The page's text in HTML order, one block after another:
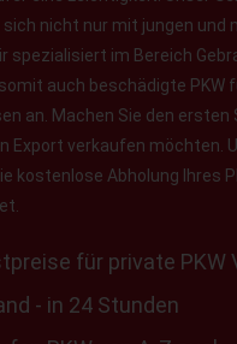
nicht nur mit jungen und
spezialisiert im Bereich
auch beschädigte PKW
an. Machen Sie den
Export verkaufen möchten.
kostenlose Abholung Ihres
für private PKW
- in 24 Stunden